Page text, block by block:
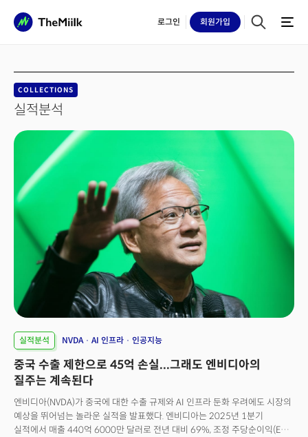
로그인 회원가입
COLLECTIONS
실적분석
실적분석 NVDA AI 인프라 인공지능
중국 수출 제한으로 45억 손실...그래도 엔비디아의
질주는 계속된다
엔비디아(NVDA)가 중국에 대한 수출 규제와 AI 인프라 둔화 우려에도 시장의
예상을 뛰어넘는 놀라운 실적을 발표했다. 엔비디아는 2025년 1분기
실적에서 매출 440억 6000만 달러로 전년 대비 69%, 조정 주당순이익(EPS)